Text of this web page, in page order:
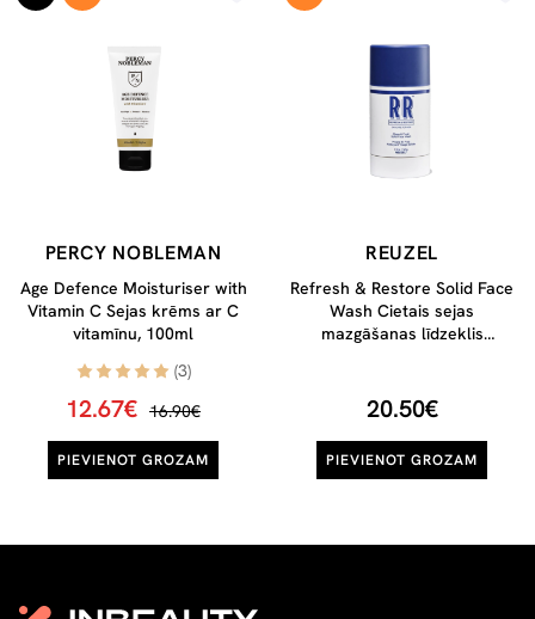
PERCY NOBLEMAN
Age Defence Moisturiser with
Vitamin C Sejas krēms ar C
vitamīnu, 100ml
(3)
12.67€ 16.90€
PIEVIENOT GROZAM
REUZEL
Refresh & Restore Solid Face
Wash Cietais sejas
mazgāšanas līdzeklis
20.50€
PIEVIENOT GROZAM